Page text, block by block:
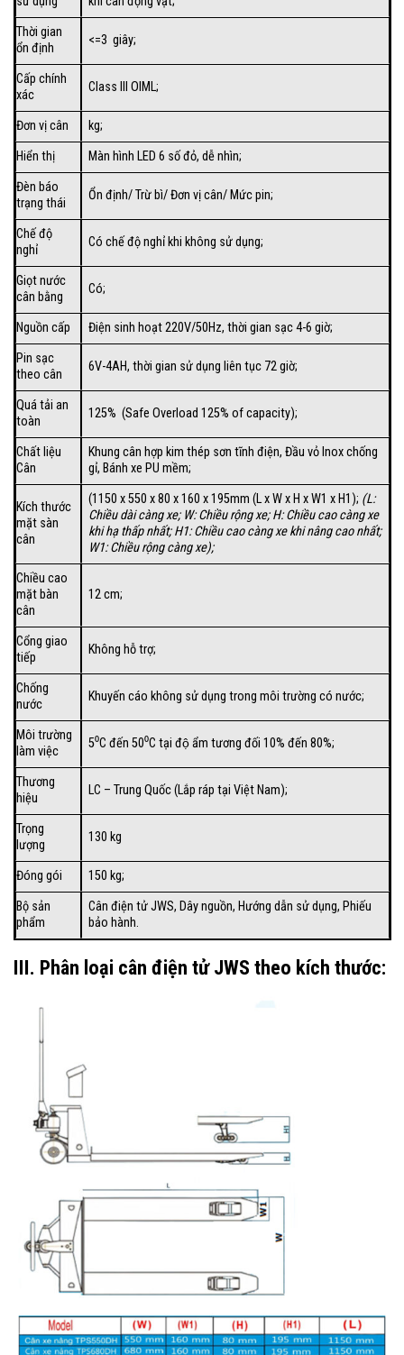
Thời gian
ổn định
<=3 giây;
Cấp chính
xác
Class III OIML;
Đơn vị cân
kg;
Hiển thị
Màn hình LED 6 số đỏ, dễ nhìn;
Đèn báo
trạng thái
Ổn định/ Trừ bì/ Đơn vị cân/ Mức pin;
Chế độ
nghỉ
Có chế độ nghỉ khi không sử dụng;
Giọt nước
cân bằng
Có;
Nguồn cấp
Điện sinh hoạt 220V/50Hz, thời gian sạc 4-6 giờ;
Pin sạc
theo cân
6V-4AH, thời gian sử dụng liên tục 72 giờ;
Quá tải an
toàn
125% (Safe Overload 125% of capacity);
Chất liệu
Cân
Khung cân hợp kim thép sơn tĩnh điện, Đầu vỏ Inox chống
gỉ, Bánh xe PU mềm;
Kích thước
mặt sàn
cân
(1150 x 550 x 80 x 160 x 195mm (L x W x H x W1 x H1); (L:
Chiều dài càng xe; W: Chiều rộng xe; H: Chiều cao càng xe
khi hạ thấp nhất; H1: Chiều cao càng xe khi nâng cao nhất;
W1: Chiều rộng càng xe);
Chiều cao
mặt bàn
cân
12 cm;
Cổng giao
tiếp
Không hỗ trợ;
Chống
nước
Khuyến cáo không sử dụng trong môi trường có nước;
Môi trường
làm việc
5⁰C đến 50⁰C tại độ ẩm tương đối 10% đến 80%;
Thương
hiệu
LC – Trung Quốc (Lắp ráp tại Việt Nam);
Trọng
lượng
130 kg
Đóng gói
150 kg;
Bộ sản
phẩm
Cân điện tử JWS, Dây nguồn, Hướng dẫn sử dụng, Phiếu
bảo hành.
III. Phân loại cân điện tử JWS theo kích thước: